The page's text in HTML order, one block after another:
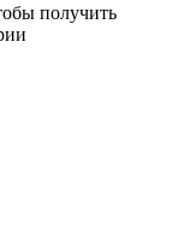
получить